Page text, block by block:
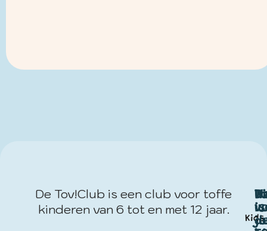
De Tov!Club is een club voor toffe
kinderen van 6 tot en met 12 jaar.
Kids
is